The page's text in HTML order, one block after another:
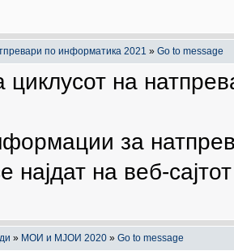
по информатика 2021 » Go to message
циклусот на
за
најдат на веб-
» МОИ и МЈОИ 2020 » Go to message